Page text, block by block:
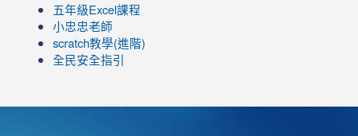
五年級Excel課程
小忠忠老師
scratch教學(進階)
全民安全指引